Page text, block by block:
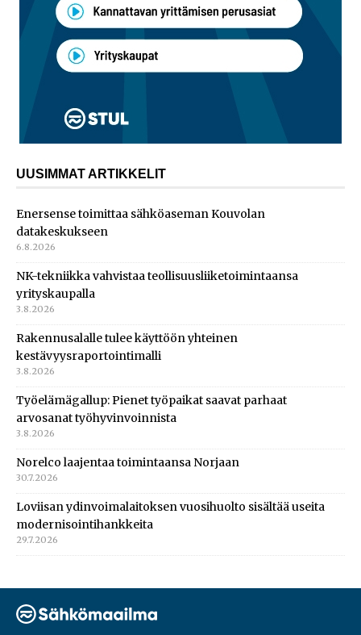
UUSIMMAT ARTIKKELIT
Enersense toimittaa sähköaseman Kouvolan
datakeskukseen
6.8.2026
NK-tekniikka vahvistaa teollisuusliiketoimintaansa
yrityskaupalla
3.8.2026
Rakennusalalle tulee käyttöön yhteinen
kestävyysraportointimalli
3.8.2026
Työelämägallup: Pienet työpaikat saavat parhaat
arvosanat työhyvinvoinnista
3.8.2026
Norelco laajentaa toimintaansa Norjaan
30.7.2026
Loviisan ydinvoimalaitoksen vuosihuolto sisältää useita
modernisointihankkeita
29.7.2026